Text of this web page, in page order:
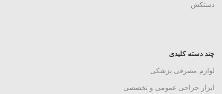
دستکش
چند دسته کلیدی
لوازم مصرفی پزشکی
ابزار جراحی عمومی و تخصصی